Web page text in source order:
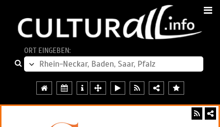
ORT EINGEBEN: